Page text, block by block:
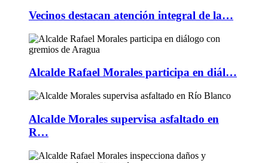
Vecinos destacan atención integral de la…
Alcalde Rafael Morales participa en diál…
Alcalde Morales supervisa asfaltado en
R…